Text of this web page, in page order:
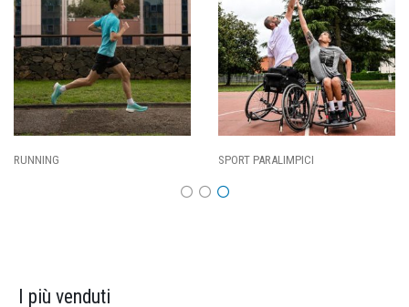
PARALIMPICI CALCIO
I più venduti